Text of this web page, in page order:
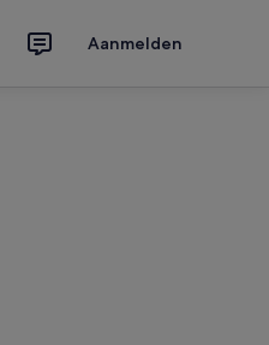
Aanmelden